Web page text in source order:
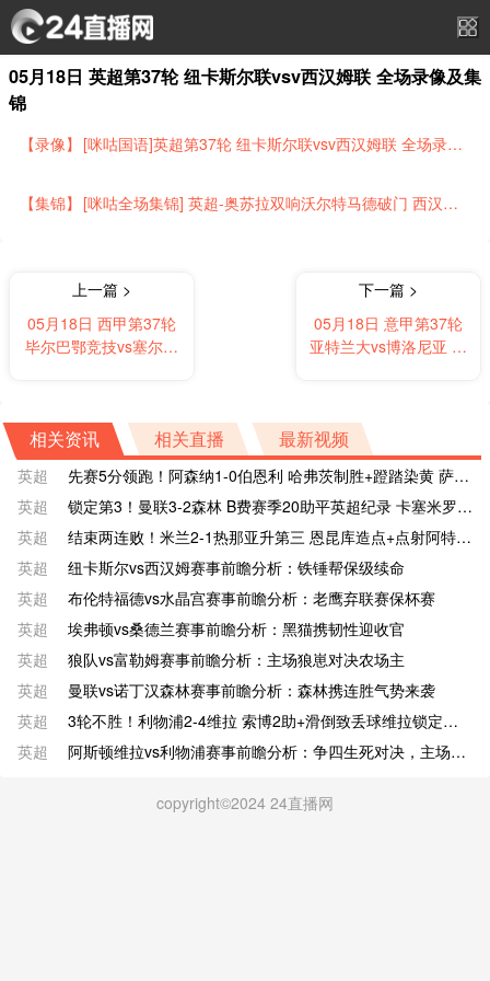
05月18日 英超第37轮 纽卡斯尔联vsv西汉姆联 全场录像及集
锦
【录像】 [咪咕国语]英超第37轮 纽卡斯尔联vsv西汉姆联 全场录像[有比分]
【集锦】 [咪咕全场集锦] 英超-奥苏拉双响沃尔特马德破门 西汉姆1-3纽卡先赛落后热刺2分
上一篇 >
05月18日 西甲第37轮
毕尔巴鄂竞技vs塞尔塔
下一篇 >
05月18日 意甲第37轮
亚特兰大vs博洛尼亚 全
相关资讯 相关直播 最新视频
英超
先赛5分领跑！阿森纳1-0伯恩利 哈弗茨制胜+蹬踏染黄 萨卡献助攻
英超
锁定第3！曼联3-2森林 B费赛季20助平英超纪录 卡塞米罗主场告别
英超
结束两连败！米兰2-1热那亚升第三 恩昆库造点+点射阿特卡梅破门
英超
纽卡斯尔vs西汉姆赛事前瞻分析：铁锤帮保级续命
英超
布伦特福德vs水晶宫赛事前瞻分析：老鹰弃联赛保杯赛
英超
埃弗顿vs桑德兰赛事前瞻分析：黑猫携韧性迎收官
英超
狼队vs富勒姆赛事前瞻分析：主场狼崽对决农场主
英超
曼联vs诺丁汉森林赛事前瞻分析：森林携连胜气势来袭
英超
3轮不胜！利物浦2-4维拉 索博2助+滑倒致丢球维拉锁定前五
英超
阿斯顿维拉vs利物浦赛事前瞻分析：争四生死对决，主场龙VS豪门劲旅
copyright©2024 24直播网